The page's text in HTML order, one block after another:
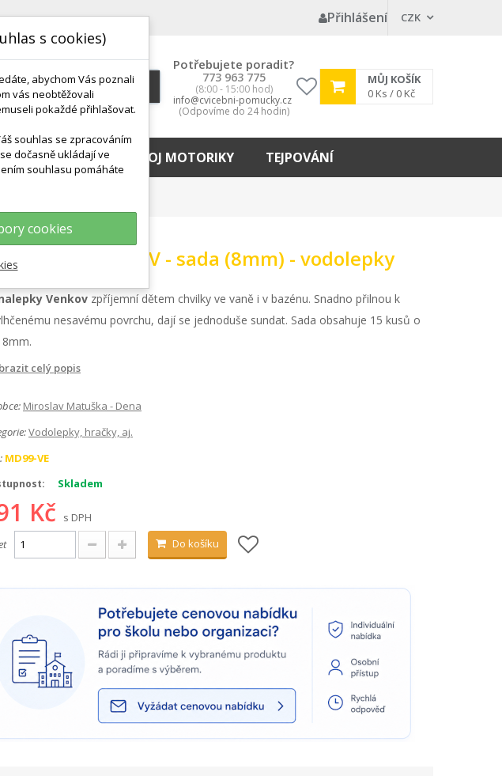
Přihlášení CZK
Potřebujete poradit?
773 963 775
(8:00 - 15:00 hod)
info@cvicebni-pomucky.cz
(Odpovíme do 24 hodin)
My
wishlist
MŮJ KOŠÍK
0 Ks / 0 Kč
DO VODY ROZVOJ MOTORIKY TEJPOVÁNÍ
VENKOV - sada (8mm) - vodolepky
Venkov zpříjemní dětem chvilky ve vaně i v bazénu. Snadno přilnou k
nesavému povrchu, dají se jednoduše sundat. Sada obsahuje 15 kusů o
8mm.
celý popis
Miroslav Matuška - Dena
Vodolepky, hračky, aj.
MD99-VE
Skladem
Kč
s DPH
Do košíku
s cookies)
abychom Vás poznali
vás neobtěžovali
pokaždé přihlašovat.
souhlas se zpracováním
dočasně ukládají ve
souhlasu pomáháte
cookies